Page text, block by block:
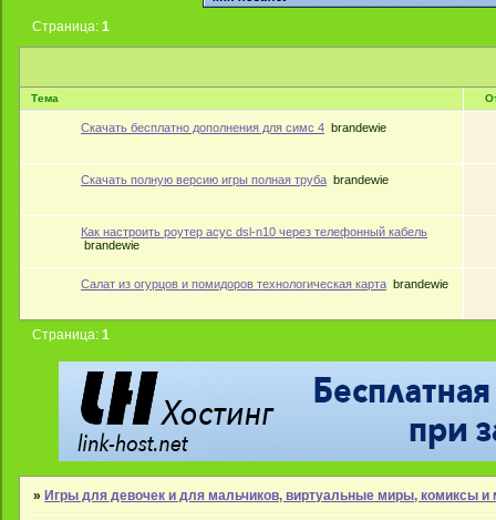
Страница:1
Тема
Скачать бесплатно дополнения для симс 4 brandewie
Скачать полную версию игры полная труба brandewie
Как настроить роутер асус dsl-n10 через телефонный кабель
brandewie
Салат из огурцов и помидоров технологическая карта brandewie
Страница:1
» Игры для девочек и для мальчиков, виртуальные миры, комиксы